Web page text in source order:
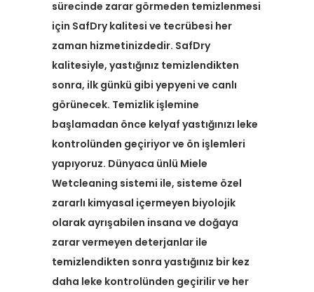
sürecinde zarar görmeden temizlenmesi
için SafDry kalitesi ve tecrübesi her
zaman hizmetinizdedir. SafDry
kalitesiyle, yastığınız temizlendikten
sonra, ilk günkü gibi yepyeni ve canlı
görünecek. Temizlik işlemine
başlamadan önce kelyaf yastığınızı leke
kontrolünden geçiriyor ve ön işlemleri
yapıyoruz. Dünyaca ünlü Miele
Wetcleaning sistemi ile, sisteme özel
zararlı kimyasal içermeyen biyolojik
olarak ayrışabilen insana ve doğaya
zarar vermeyen deterjanlar ile
temizlendikten sonra yastığınız bir kez
daha leke kontrolünden geçirilir ve her